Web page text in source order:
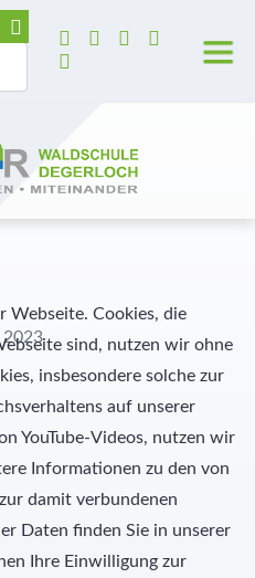
2023
Webseite. Cookies, die
sind, nutzen wir ohne
insbesondere solche zur
auf unserer
YouTube-Videos, nutzen wir
Informationen zu den von
damit verbundenen
Daten finden Sie in unserer
Ihre Einwilligung zur